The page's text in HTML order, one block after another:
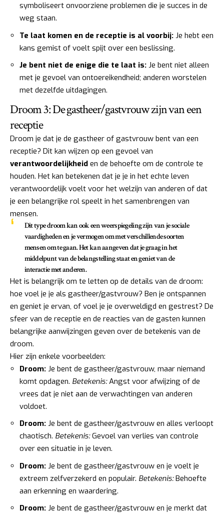
symboliseert onvoorziene problemen die je succes in de
weg staan.
Te laat komen en de receptie is al voorbij: Je hebt een
kans gemist of voelt spijt over een beslissing.
Je bent niet de enige die te laat is: Je bent niet alleen
met je gevoel van ontoereikendheid; anderen worstelen
met dezelfde uitdagingen.
Droom 3: De gastheer/gastvrouw zijn van een
receptie
Droom je dat je de gastheer of gastvrouw bent van een
receptie? Dit kan wijzen op een gevoel van
verantwoordelijkheid en de behoefte om de controle te
houden. Het kan betekenen dat je je in het echte leven
verantwoordelijk voelt voor het welzijn van anderen of dat
je een belangrijke rol speelt in het samenbrengen van
mensen.
Dit type droom kan ook een weerspiegeling zijn van je sociale
vaardigheden en je vermogen om met verschillende soorten
mensen om te gaan. Het kan aangeven dat je graag in het
middelpunt van de belangstelling staat en geniet van de
interactie met anderen.
Het is belangrijk om te letten op de details van de droom:
hoe voel je je als gastheer/gastvrouw? Ben je ontspannen
en geniet je ervan, of voel je je overweldigd en gestrest? De
sfeer van de receptie en de reacties van de gasten kunnen
belangrijke aanwijzingen geven over de betekenis van de
droom.
Hier zijn enkele voorbeelden:
Droom: Je bent de gastheer/gastvrouw, maar niemand
komt opdagen. Betekenis:Angst voor afwijzing of de
vrees dat je niet aan de verwachtingen van anderen
voldoet.
Droom: Je bent de gastheer/gastvrouw en alles verloopt
chaotisch. Betekenis:Gevoel van verlies van controle
over een situatie in je leven.
Droom: Je bent de gastheer/gastvrouw en je voelt je
extreem zelfverzekerd en populair. Betekenis:Behoefte
aan erkenning en waardering.
Droom: Je bent de gastheer/gastvrouw en je merkt dat